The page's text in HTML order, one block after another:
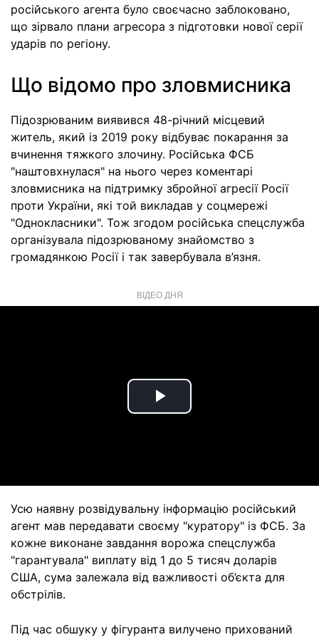
російського агента було своєчасно заблоковано,
що зірвало плани агресора з підготовки нової серії
ударів по регіону.
Що відомо про зловмисника
Підозрюваним виявився 48-річний місцевий
житель, який із 2019 року відбуває покарання за
вчинення тяжкого злочину. Російська ФСБ
"наштовхнулася" на нього через коментарі
зловмисника на підтримку збройної агресії Росії
проти України, які той викладав у соцмережі
"Однокласники". Тож згодом російська спецслужба
організувала підозрюваному знайомство з
громадянкою Росії і так завербувала в’язня.
ВІДЕО ДНЯ
Play
Усю наявну розвідувальну інформацію російський
агент мав передавати своєму "куратору" із ФСБ. За
кожне виконане завдання ворожа спецслужба
"гарантувала" виплату від 1 до 5 тисяч доларів
США, сума залежала від важливості об’єкта для
обстрілів.
Під час обшуку у фігуранта вилучено прихований